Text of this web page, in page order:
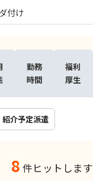
付け
勤務
時間
福利
厚生
紹介予定派遣
8 件ヒットします